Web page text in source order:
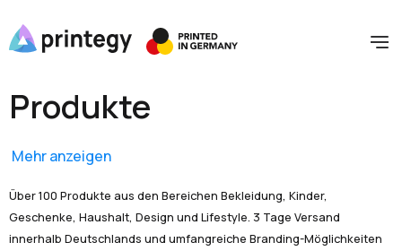
Produkte
Mehr anzeigen
Über 100 Produkte aus den Bereichen Bekleidung, Kinder,
Geschenke, Haushalt, Design und Lifestyle. 3 Tage Versand
innerhalb Deutschlands und umfangreiche Branding-Möglichkeiten